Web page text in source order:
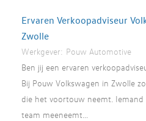
Ervaren Verkoopadviseur
Zwolle
Werkgever: Pouw Automotive
Ben jij een ervaren
Bij Pouw Volkswagen in Zwolle
die het voortouw neemt. Iemand
team meeneemt...